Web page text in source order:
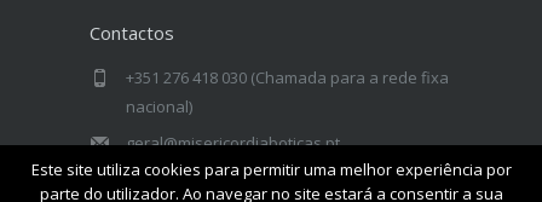
Contactos
+351 276 418 030 (Chamada para a rede fixa
nacional)
geral@misericordiaboticas.pt
Misericórdia de Boticas - Rua Drº Sá
Este site utiliza cookies para permitir uma melhor experiência por
parte do utilizador. Ao navegar no site estará a consentir a sua